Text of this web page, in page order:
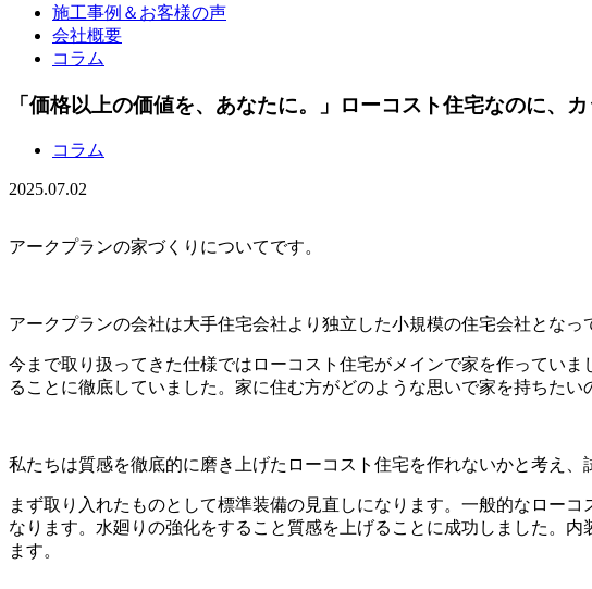
施工事例＆お客様の声
会社概要
コラム
「価格以上の価値を、あなたに。」ローコスト住宅なのに、
コラム
2025.07.02
アークプランの家づくりについてです。
アークプランの会社は大手住宅会社より独立した小規模の住宅会社となっ
今まで取り扱ってきた仕様ではローコスト住宅がメインで家を作ってい
ることに徹底していました。家に住む方がどのような思いで家を持ちた
私たちは質感を徹底的に磨き上げたローコスト住宅を作れないかと考え
まず取り入れたものとして標準装備の見直しになります。一般的なロー
なります。水廻りの強化をすること質感を上げることに成功しました。
ます。